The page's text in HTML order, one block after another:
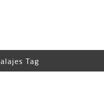
Tag